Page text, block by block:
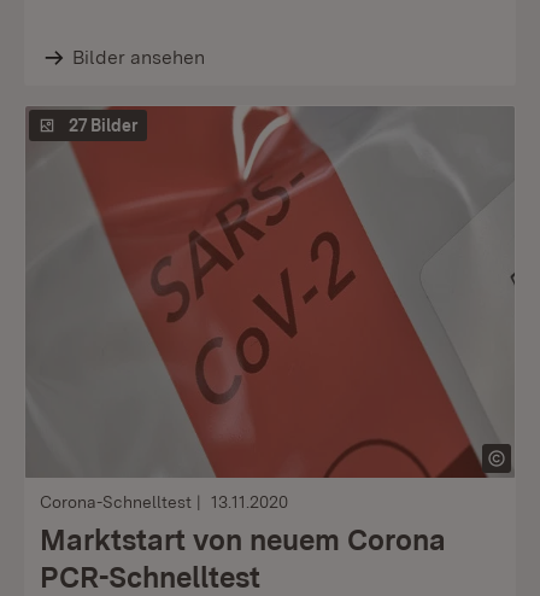
Bilder ansehen
27 Bilder
Corona-Schnelltest 13.11.2020
Marktstart von neuem Corona
PCR-Schnelltest